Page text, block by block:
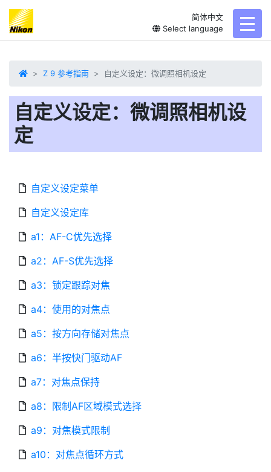
简体中文
Select language
Z 9 参考指南 自定义设定：微调照相机设定
自定义设定：微调照相机设
定
自定义设定菜单
自定义设定库
a1：AF-C优先选择
a2：AF-S优先选择
a3：锁定跟踪对焦
a4：使用的对焦点
a5：按方向存储对焦点
a6：半按快门驱动AF
a7：对焦点保持
a8：限制AF区域模式选择
a9：对焦模式限制
a10：对焦点循环方式